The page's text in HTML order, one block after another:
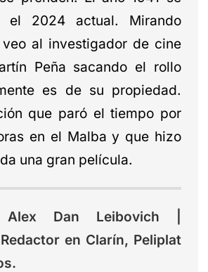
el 2024 actual. Mirando
al investigador de cine
Peña sacando el rollo
es de su propiedad.
que paró el tiempo por
en el Malba y que hizo
una gran película.
Dan Leibovich |
en Clarín, Peliplat